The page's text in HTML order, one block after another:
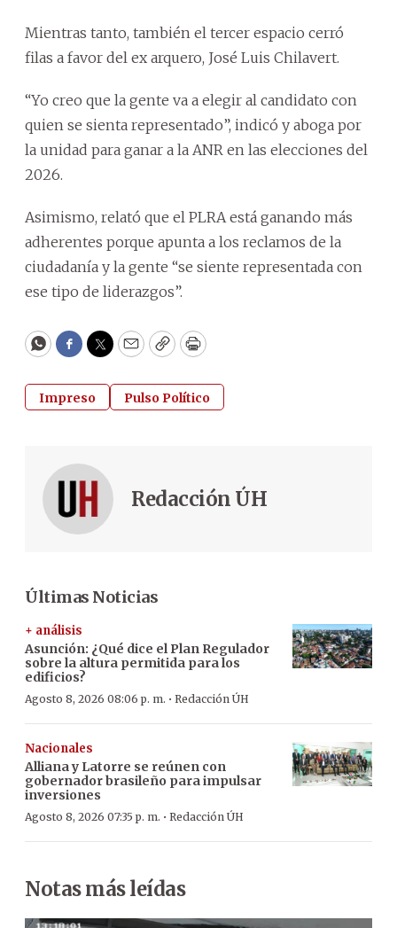
Mientras tanto, también el tercer espacio cerró
filas a favor del ex arquero, José Luis Chilavert.
“Yo creo que la gente va a elegir al candidato con
quien se sienta representado”, indicó y aboga por
la unidad para ganar a la ANR en las elecciones del
2026.
Asimismo, relató que el PLRA está ganando más
adherentes porque apunta a los reclamos de la
ciudadanía y la gente “se siente representada con
ese tipo de liderazgos”.
WhatsApp
Facebook
Twitter
EmailCopyPrint
Impreso Pulso Político
Redacción ÚH
Últimas Noticias
+ análisis
Asunción: ¿Qué dice el Plan Regulador
sobre la altura permitida para los
edificios?
Agosto 8, 2026 08:06 p. m. · Redacción ÚH
Nacionales
Alliana y Latorre se reúnen con
gobernador brasileño para impulsar
inversiones
Agosto 8, 2026 07:35 p. m. · Redacción ÚH
Notas más leídas